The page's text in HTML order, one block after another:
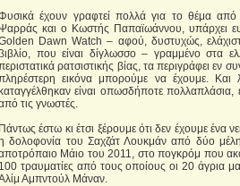
έχουν γραφτεί πολλά για το θέμα
και ο Κωστής Παπαϊωάννου, υπάρχει
Dawn Watch – αφού, δυστυχώς,
που είναι δίγλωσσο – γραμμένο στα
ρατσιστικής βίας, τα περιγράφει εν
εικόνα μπορούμε να έχουμε. Και
είναι οπωσδήποτε πολλαπλάσια,
τις γνωστές.
Πάντως έστω κι έτσι ξέρουμε ότι δεν έχουμε ένα
δολοφονία του Σαχζάτ Λουκμάν από δύο
Μάιο του 2011, στο πογκρόμ που
100 τραυματίες από τους οποίους οι 20 άγρια
Αμπντούλ Μάναν.